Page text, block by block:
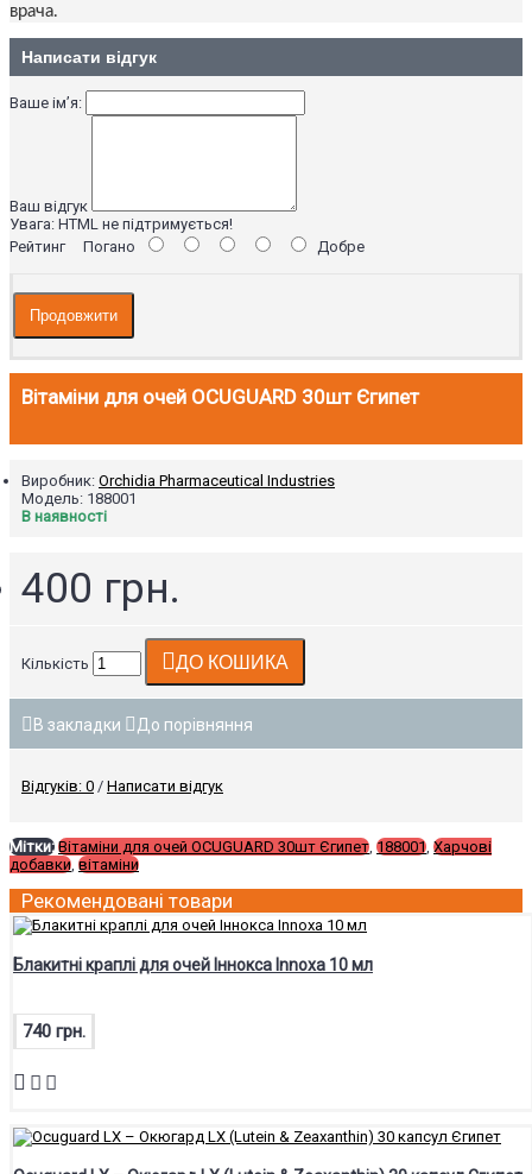
врача.
Написати відгук
Ваше ім’я:
Ваш відгук
Увага: HTML не підтримується!
РейтингПогано Добре
Продовжити
Вітаміни для очей OCUGUARD 30шт Єгипет
Виробник: Orchidia Pharmaceutical Industries
Модель: 188001
В наявності
400 грн.
Кількість ДО КОШИКА
В закладки До порівняння
Відгуків: 0 / Написати відгук
Мітки: Вітаміни для очей OCUGUARD 30шт Єгипет 188001 Харчові
добавки вітаміни
Рекомендовані товари
Блакитні краплі для очей Іннокса Innoxa 10 мл
740 грн.